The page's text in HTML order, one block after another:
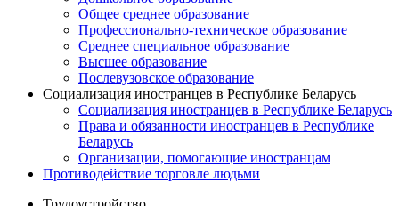
Общее среднее образование
Профессионально-техническое образование
Среднее специальное образование
Высшее образование
Послевузовское образование
Социализация иностранцев в Республике Беларусь
Социализация иностранцев в Республике Беларусь
Права и обязанности иностранцев в Республике
Беларусь
Oрганизации, помогающие иностранцам
Противодействие торговле людьми